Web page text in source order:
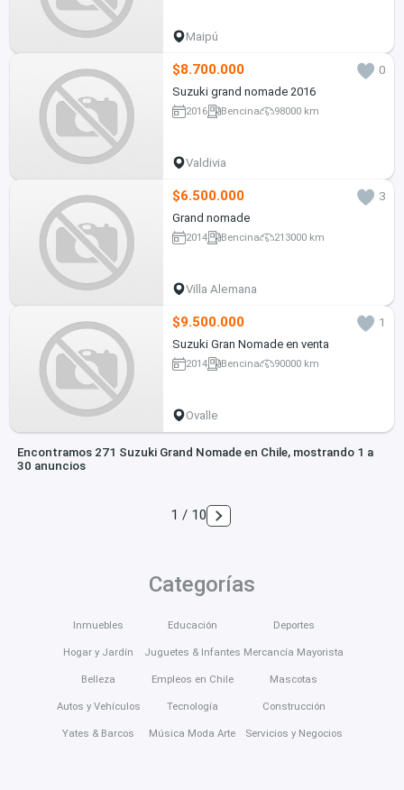
Maipú
$8.700.000
0
Suzuki grand nomade 2016
2016 Bencina 98000 km
Valdivia
$6.500.000
3
Grand nomade
2014 Bencina 213000 km
Villa Alemana
$9.500.000
1
Suzuki Gran Nomade en venta
2014 Bencina 90000 km
Ovalle
Encontramos 271 Suzuki Grand Nomade en Chile, mostrando 1 a
30 anuncios
1 / 10
Categorías
Inmuebles
Hogar y Jardín
Belleza
Autos y Vehículos
Yates & Barcos
Educación
Juguetes & Infantes
Empleos en Chile
Tecnología
Música Moda Arte
Deportes
Mercancía Mayorista
Mascotas
Construcción
Servicios y Negocios